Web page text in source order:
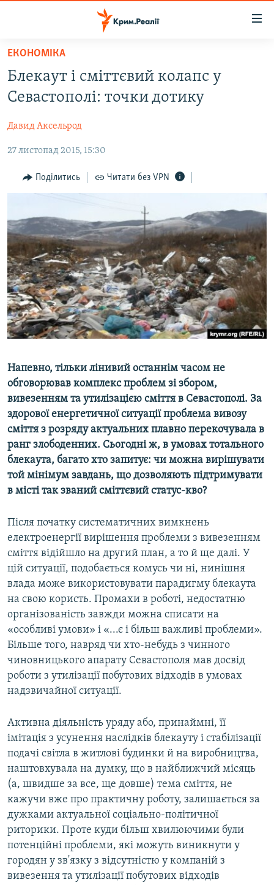
Перейти
основного
матеріалу
до
навігації
Перейти
ВОДА.КРИМ
ПОЛІТИКА
БЛОГИ
ПОГЛЯД
ВСЕ ЗА ДЕНЬ
СПЕЦПРОЕКТИ
ДЕПОРТАЦІЯ
ВІДЕОУРОКИ «ELIFBE»
СВІДЧЕННЯ ОКУПАЦІЇ
УКРАЇНСЬКА ПРОБЛЕМА КРИМУ
ЯК ОБІЙТИ БЛОКУВАННЯ
Русский
Qırımtatar
Усі сайти RFE/RL
ЕКОНОМІКА
Блекаут і сміттєвий колапс у
Севастополі: точки дотику
Давид Аксельрод
27 листопад 2015, 15:30
Поділитись Читати без VPN
Напевно, тільки лінивий останнім часом не
обговорював комплекс проблем зі збором,
вивезенням та утилізацією сміття в Севастополі. За
здорової енергетичної ситуації проблема вивозу
сміття з розряду актуальних плавно перекочувала в
ранг злободенних. Сьогодні ж, в умовах тотального
блекаута, багато хто запитує: чи можна вирішувати
той мінімум завдань, що дозволяють підтримувати
в місті так званий сміттєвий статус-кво?
Після початку систематичних вимкнень
електроенергії вирішення проблеми з вивезенням
сміття відійшло на другий план, а то й ще далі. У
цій ситуації, подобається комусь чи ні, нинішня
влада може використовувати парадигму блекаута
на свою користь. Промахи в роботі, недостатню
організованість завжди можна списати на
«особливі умови» і «...є і більш важливі проблеми».
Більше того, навряд чи хто-небудь з чинного
чиновницького апарату Севастополя мав досвід
роботи з утилізації побутових відходів в умовах
надзвичайної ситуації.
Активна діяльність уряду або, принаймні, її
імітація з усунення наслідків блекауту і стабілізації
подачі світла в житлові будинки й на виробництва,
наштовхувала на думку, що в найближчий місяць
(а, швидше за все, ще довше) тема сміття, не
кажучи вже про практичну роботу, залишається за
дужками актуальної соціально-політичної
риторики. Проте куди більш хвилюючими були
потенційні проблеми, які можуть виникнути у
городян у зв'язку з відсутністю у компаній з
вивезення та утилізації побутових відходів